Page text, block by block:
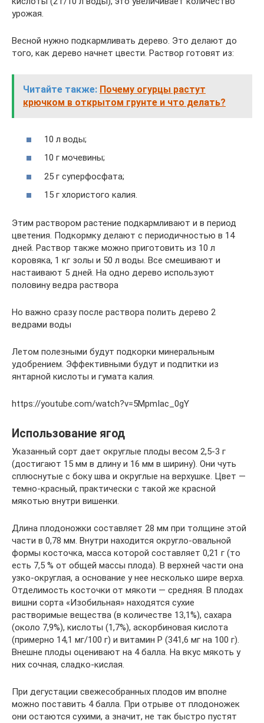
урожая.
Весной нужно подкармливать дерево. Это делают до
того, как дерево начнет цвести. Раствор готовят из:
Читайте также: Почему огурцы растут
крючком в открытом грунте и что делать?
10 л воды;
10 г мочевины;
25 г суперфосфата;
15 г хлористого калия.
Этим раствором растение подкармливают и в период
цветения. Подкормку делают с периодичностью в 14
дней. Раствор также можно приготовить из 10 л
коровяка, 1 кг золы и 50 л воды. Все смешивают и
настаивают 5 дней. На одно дерево используют
половину ведра раствора
Но важно сразу после раствора полить дерево 2
ведрами воды
Летом полезными будут подкорки минеральным
удобрением. Эффективными будут и подпитки из
янтарной кислоты и гумата калия.
https://youtube.com/watch?v=5MpmIac_0gY
Использование ягод
Указанный сорт дает округлые плоды весом 2,5-3 г
(достигают 15 мм в длину и 16 мм в ширину). Они чуть
сплюснутые с боку шва и округлые на верхушке. Цвет —
темно-красный, практически с такой же красной
мякотью внутри вишенки.
Длина плодоножки составляет 28 мм при толщине этой
части в 0,78 мм. Внутри находится округло-овальной
формы косточка, масса которой составляет 0,21 г (то
есть 7,5 % от общей массы плода). В верхней части она
узко-округлая, а основание у нее несколько шире верха.
Отделимость косточки от мякоти — средняя. В плодах
вишни сорта «Изобильная» находятся сухие
растворимые вещества (в количестве 13,1%), сахара
(около 7,9%), кислоты (1,7%), аскорбиновая кислота
(примерно 14,1 мг/100 г) и витамин Р (341,6 мг на 100 г).
Внешне плоды оценивают на 4 балла. На вкус мякоть у
них сочная, сладко-кислая.
При дегустации свежесобранных плодов им вполне
можно поставить 4 балла. При отрыве от плодоножек
они остаются сухими, а значит, не так быстро пустят